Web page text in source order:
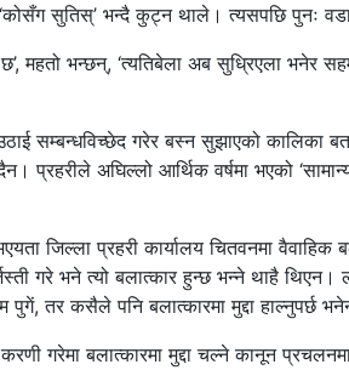
सुतिस्’ भन्दै कुट्न थाले। त्यसपछि पुनः
महतो भन्छन्, ‘त्यतिबेला अब सुध्रिएला भनेर
सम्बन्धविच्छेद गरेर बस्न सुझाएको कालिका
प्रहरीले अघिल्लो आर्थिक वर्षमा भएको
जिल्ला प्रहरी कार्यालय चितवनमा वैवाहिक
गरे भने त्यो बलात्कार हुन्छ भन्ने थाहै थिएन।
पुगें, तर कसैले पनि बलात्कारमा मुद्दा हाल्नुपर्छ
गरेमा बलात्कारमा मुद्दा चल्ने कानून